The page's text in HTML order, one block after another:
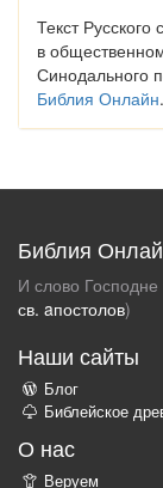
Текст
в
Синодального
Библия Онлайн.
Библия
И слово
св. aпостолов)
Наши сайты
Блог
Библейское
О нас
Веруем